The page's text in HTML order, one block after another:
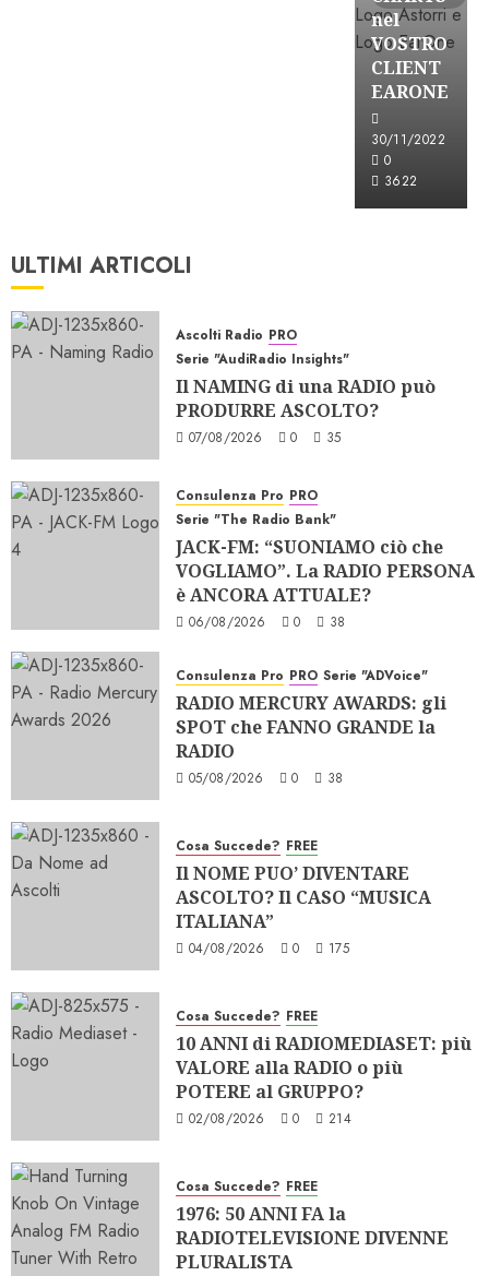
nel
VOSTRO
CLIENT
EARONE
30/11/2022
0
3622
ULTIMI ARTICOLI
Ascolti Radio PRO
Serie "AudiRadio Insights"
Il NAMING di una RADIO può
PRODURRE ASCOLTO?
07/08/2026 0 35
Consulenza Pro PRO
Serie "The Radio Bank"
JACK-FM: “SUONIAMO ciò che
VOGLIAMO”. La RADIO PERSONA
è ANCORA ATTUALE?
06/08/2026 0 38
Consulenza Pro PRO Serie "ADVoice"
RADIO MERCURY AWARDS: gli
SPOT che FANNO GRANDE la
RADIO
05/08/2026 0 38
Cosa Succede? FREE
Il NOME PUO’ DIVENTARE
ASCOLTO? Il CASO “MUSICA
ITALIANA”
04/08/2026 0 175
Cosa Succede? FREE
10 ANNI di RADIOMEDIASET: più
VALORE alla RADIO o più
POTERE al GRUPPO?
02/08/2026 0 214
Cosa Succede? FREE
1976: 50 ANNI FA la
RADIOTELEVISIONE DIVENNE
PLURALISTA